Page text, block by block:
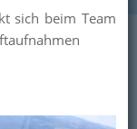
sich beim Team